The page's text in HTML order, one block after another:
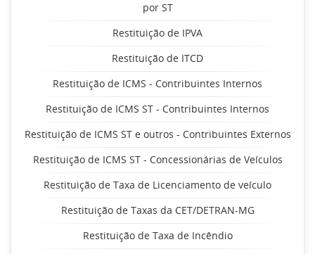
por ST
Restituição de IPVA
Restituição de ITCD
Restituição de ICMS - Contribuintes Internos
Restituição de ICMS ST - Contribuintes Internos
Restituição de ICMS ST e outros - Contribuintes Externos
Restituição de ICMS ST - Concessionárias de Veículos
Restituição de Taxa de Licenciamento de veículo
Restituição de Taxas da CET/DETRAN-MG
Restituição de Taxa de Incêndio